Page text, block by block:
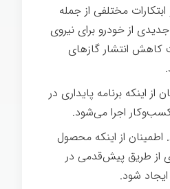
مختلفی از جمله
از خودرو برای نیروی
انتشار گازهای
از اینکه برنامه پایداری در
اجرا می‌شود.
. اطمینان از اینکه محصول
نهایی پایدارتری از طریق پیش‌‎قدمی در
شود.